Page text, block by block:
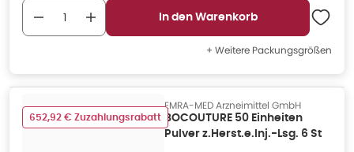
In den Warenkorb
+ Weitere Packungsgrößen
652,92 € Zuzahlungsrabatt
EMRA-MED Arzneimittel GmbH
BOCOUTURE 50 Einheiten
Pulver z.Herst.e.Inj.-Lsg. 6 St